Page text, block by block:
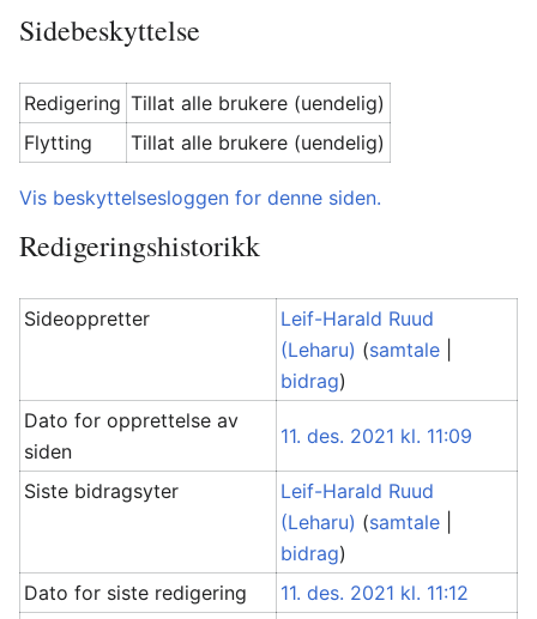
Sidebeskyttelse
Redigering Tillat alle brukere (uendelig)
Flytting
Tillat alle brukere (uendelig)
Vis beskyttelsesloggen for denne siden.
Redigeringshistorikk
Sideoppretter
Leif-Harald Ruud
(Leharu) (samtale
bidrag)
Dato for opprettelse av
siden
11. des. 2021 kl. 11:09
Siste bidragsyter
Leif-Harald Ruud
(Leharu) (samtale
bidrag)
Dato for siste redigering
11. des. 2021 kl. 11:12